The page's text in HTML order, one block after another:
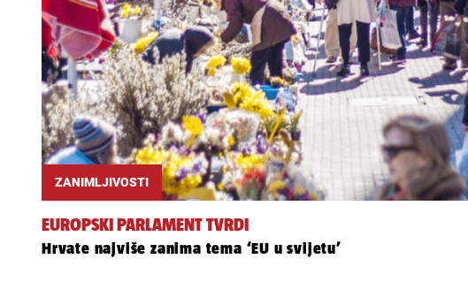
ZANIMLJIVOSTI
EUROPSKI PARLAMENT TVRDI
Hrvate najviše zanima tema ‘EU u svijetu’